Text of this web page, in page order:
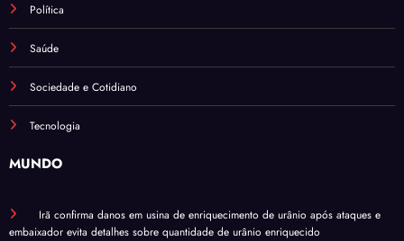
Política
Saúde
Sociedade e Cotidiano
Tecnologia
MUNDO
Irã confirma danos em usina de enriquecimento de urânio após ataques e
embaixador evita detalhes sobre quantidade de urânio enriquecido